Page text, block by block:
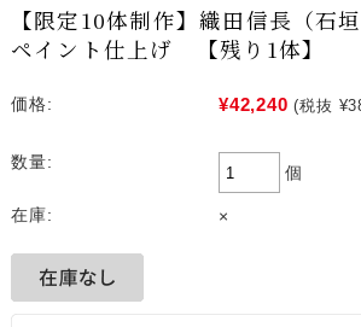
【限定10体制作】織田信長（石
ペイント仕上げ 【残り1体】
価格: ¥42,240 (税抜
数量:
個
在庫: ×